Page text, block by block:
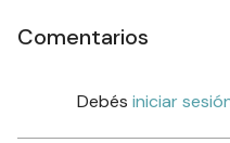
Comentarios
Debés iniciar